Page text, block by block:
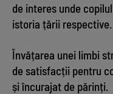
de interes unde
istoria țării respective.
Învățarea unei limbi
de satisfacții pentru
și încurajat de părinți.